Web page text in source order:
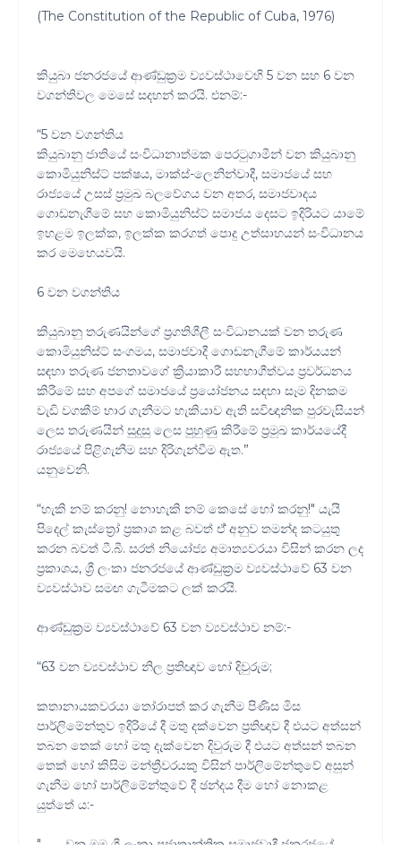
(The Constitution of the Republic of Cuba, 1976)
කියුබා ජනරජයේ ආණ්ඩුක්‍රම ව්‍යවස්ථාවෙහි 5 වන සහ 6 වන
වගන්තිවල මෙසේ සදහන් කරයි. එනම්:-
“5 වන වගන්තිය
කියුබානු ජාතියේ සංවිධානාත්මක පෙරටුගාමීන් වන කියුබානු
කොමියුනිස්ට් පක්ෂය, මාක්ස්-ලෙනින්වාදී, සමාජයේ සහ
රාජ්‍යයේ උසස් ප්‍රමුඛ බලවේගය වන අතර, සමාජවාදය
ගොඩනැගීමේ සහ කොමියුනිස්ට් සමාජය දෙසට ඉදිරියට යාමේ
ඉහළම ඉලක්ක, ඉලක්ක කරගත් පොදු උත්සාහයන් සංවිධානය
කර මෙහෙයවයි.
6 වන වගන්තිය
කියුබානු තරුණයින්ගේ ප්‍රගතිශීලී සංවිධානයක් වන තරුණ
කොමියුනිස්ට් සංගමය, සමාජවාදී ගොඩනැගීමේ කාර්යයන්
සඳහා තරුණ ජනතාවගේ ක්‍රියාකාරී සහභාගීත්වය ප්‍රවර්ධනය
කිරීමේ සහ අපගේ සමාජයේ ප්‍රයෝජනය සඳහා සෑම දිනකම
වැඩි වගකීම් භාර ගැනීමට හැකියාව ඇති සවිඥානික පුරවැසියන්
ලෙස තරුණයින් සුදුසු ලෙස පුහුණු කිරීමේ ප්‍රමුඛ කාර්යයේදී
රාජ්‍යයේ පිළිගැනීම සහ දිරිගැන්වීම ඇත.”
යනුවෙනි.
“හැකි නම් කරනු! නොහැකි නම් කෙසේ හෝ කරනු!" යැයි
පිදෙල් කැස්ත්‍රෝ ප්‍රකාශ කළ බවත් ඒ් අනුව තමන්ද කටයුතු
කරන බවත් ටී.බී. සරත් නියෝජ්‍ය අමාත්‍යවරයා විසින් කරන ලද
ප්‍රකාශය, ශ්‍රී ලංකා ජනරජයේ ආණ්ඩුක්‍රම ව්‍යවස්ථාවේ 63 වන
ව්‍යවස්ථාව සමඟ ගැටීමකට ලක් කරයි.
ආණ්ඩුක්‍රම ව්‍යවස්ථාවේ 63 වන ව්‍යවස්ථාව නම්:-
“63 වන ව්‍යවස්ථාව නිල ප්‍රතිඥාව හෝ දිවුරුම;
කතානායකවරයා තෝරාපත් කර ගැනීම පිණිස මිස
පාර්ලිමේන්තුව ඉදිරියේ දී මතු දක්වෙන ප්‍රතිඥාව දී එයට අත්සන්
තබන තෙක් හෝ මතු දැක්වෙන දිවුරුම දී එයට අත්සන් තබන
තෙක් හෝ කිසිම මන්ත්‍රීවරයකු විසින් පාර්ලිමේන්‍තුවේ අසුන්
ගැනීම හෝ පාර්ලිමේන්තුවේ දී ඡන්දය දීම හෝ නොකළ
යුත්තේ ය:-